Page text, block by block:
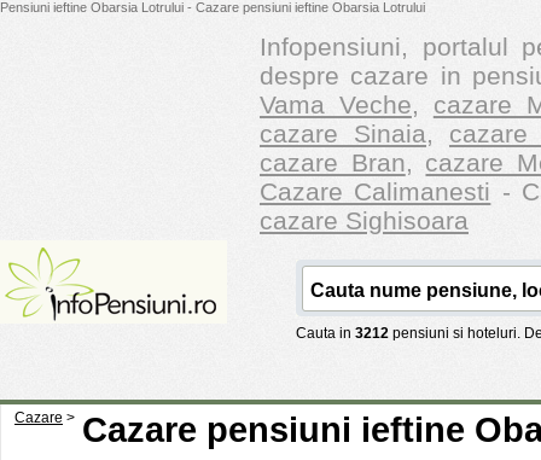
Pensiuni ieftine Obarsia Lotrului - Cazare pensiuni ieftine Obarsia Lotrului
Infopensiuni, portalul
despre cazare in
Vama Veche, cazare
cazare Sinaia, cazare
cazare Bran, cazare
Cazare Calimanesti -
cazare Sighisoara
Cauta in 3212 pensiuni si hoteluri.
Cazare > Cazare pensiuni ieftine